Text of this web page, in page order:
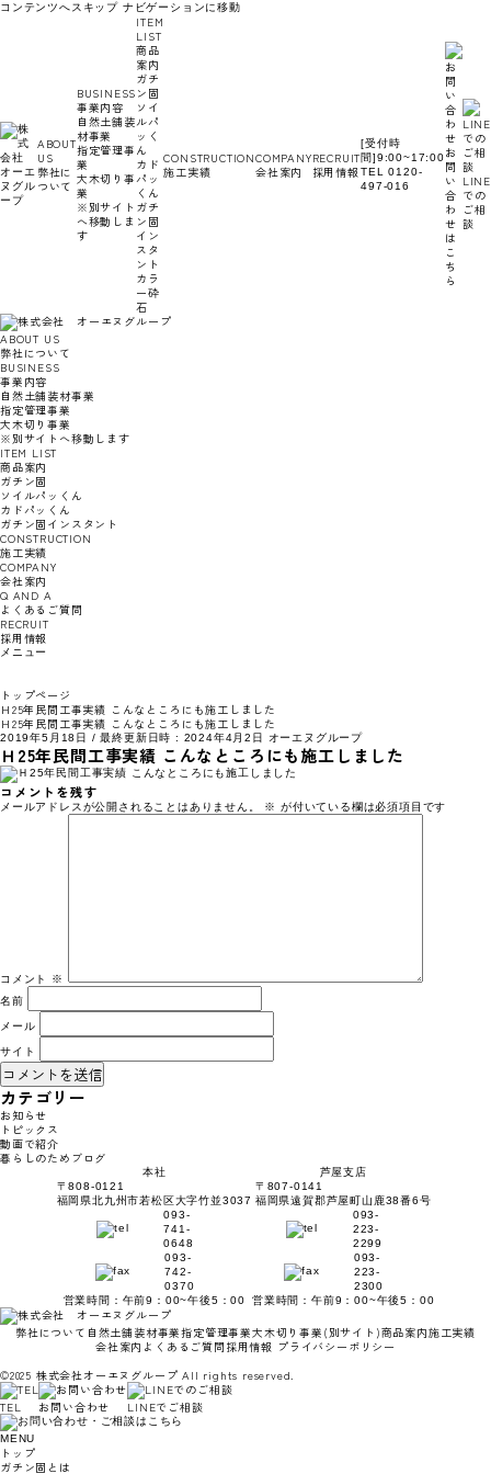
コンテンツへスキップ ナビゲーションに移動
ABOUT
US
弊社に
ついて
BUSINESS
事業内容
自然土舗装
材事業
指定管理事
業
大木切り事
業
※別サイト
へ移動しま
す
ITEM
LIST
商品
案内
ガチ
ン固
ソイ
ルパ
ッく
ん
カド
パッ
くん
ガチ
ン固
イン
スタ
ント
カラ
ー砕
石
CONSTRUCTION
施工実績
COMPANY
会社案内
RECRUIT
採用情報
[受付時
間]9:00~17:00
TEL 0120-
497-016
お
問
い
合
わ
せ
は
こ
ち
ら
LINE
での
ご相
談
ABOUT US
弊社について
BUSINESS
事業内容
自然土舗装材事業
指定管理事業
大木切り事業
※別サイトへ移動します
ITEM LIST
商品案内
ガチン固
ソイルパッくん
カドパッくん
ガチン固インスタント
CONSTRUCTION
施工実績
COMPANY
会社案内
Q AND A
よくあるご質問
RECRUIT
採用情報
メニュー
トップページ
Ｈ25年民間工事実績 こんなところにも施工しました
Ｈ25年民間工事実績 こんなところにも施工しました
2019年5月18日 / 最終更新日時 : 2024年4月2日 オーエヌグループ
Ｈ25年民間工事実績 こんなところにも施工しました
コメントを残す
メールアドレスが公開されることはありません。 ※ が付いている欄は必須項目です
コメント ※
名前
メール
サイト
カテゴリー
お知らせ
トピックス
動画で紹介
暮らしのためブログ
本社
〒808-0121
福岡県北九州市若松区大字竹並3037
093-
741-
0648
093-
742-
0370
営業時間：午前9：00~午後5：00
芦屋支店
〒807-0141
福岡県遠賀郡芦屋町山鹿38番6号
093-
223-
2299
093-
223-
2300
営業時間：午前9：00~午後5：00
弊社について 自然土舗装材事業指定管理事業大木切り事業 (別サイト)商品案内施工実績
会社案内 よくあるご質問 採用情報 プライバシーポリシー
©2025 株式会社オーエヌグループ All rights reserved.
TEL
お問い合わせ LINEでご相談
MENU
トップ
ガチン固とは